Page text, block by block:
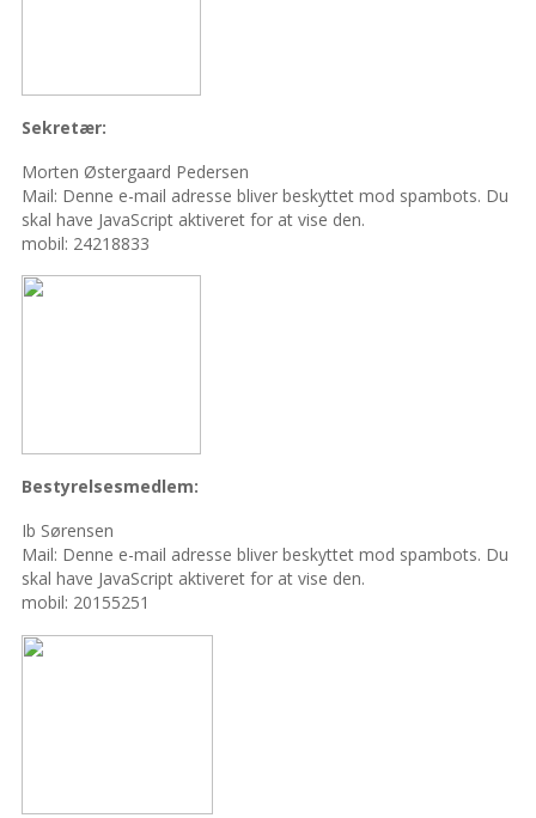
Sekretær:
Morten Østergaard Pedersen
Mail: Denne e-mail adresse bliver beskyttet mod spambots. Du
skal have JavaScript aktiveret for at vise den.
mobil: 24218833
Bestyrelsesmedlem:
Ib Sørensen
Mail: Denne e-mail adresse bliver beskyttet mod spambots. Du
skal have JavaScript aktiveret for at vise den.
mobil: 20155251